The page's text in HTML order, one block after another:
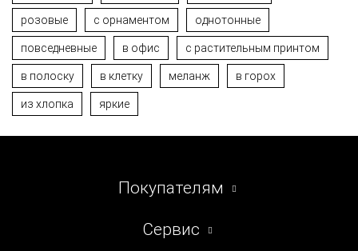
розовые с орнаментом однотонные
повседневные в офис с растительным принтом
в полоску в клетку меланж в горох
из хлопка яркие
Покупателям
Сервис